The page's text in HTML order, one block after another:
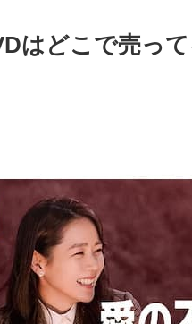
はどこで売っ